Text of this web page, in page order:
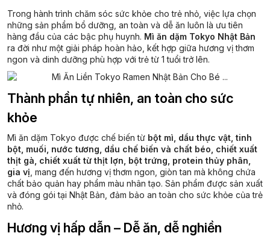
Trong hành trình chăm sóc sức khỏe cho trẻ nhỏ, việc lựa chọn
những sản phẩm bổ dưỡng, an toàn và dễ ăn luôn là ưu tiên
hàng đầu của các bậc phụ huynh. Mì ăn dặm Tokyo Nhật Bản
ra đời như một giải pháp hoàn hảo, kết hợp giữa hương vị thơm
ngon và dinh dưỡng phù hợp với trẻ từ 1 tuổi trở lên.
Thành phần tự nhiên, an toàn cho sức
khỏe
Mì ăn dặm Tokyo được chế biến từ bột mì, dầu thực vật, tinh
bột, muối, nước tương, dầu chế biến và chất béo, chiết xuất
thịt gà, chiết xuất từ thịt lợn, bột trứng, protein thủy phân,
gia vị , mang đến hương vị thơm ngon, giòn tan mà không chứa
chất bảo quản hay phẩm màu nhân tạo. Sản phẩm được sản xuất
và đóng gói tại Nhật Bản, đảm bảo an toàn cho sức khỏe của trẻ
nhỏ.
Hương vị hấp dẫn – Dễ ăn, dễ nghiền